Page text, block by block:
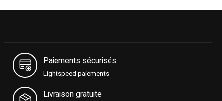
Paiements sécurisés
Lightspeed paiements
Livraison gratuite